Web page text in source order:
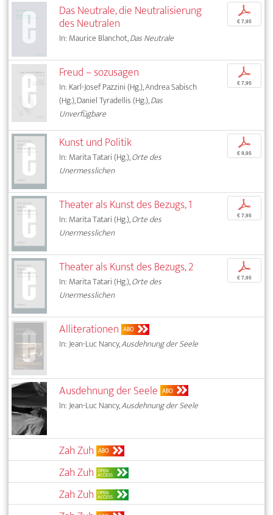
Das Neutrale, die Neutralisierung
des Neutralen
In: Maurice Blanchot,Das Neutrale
p
€ 7,95
Freud – sozusagen
In: Karl-Josef Pazzini (Hg.), Andrea Sabisch
(Hg.), Daniel Tyradellis (Hg.),Das
Unverfügbare
p
€ 7,95
Kunst und Politik
In: Marita Tatari (Hg.),Orte des
Unermesslichen
p
€ 9,95
Theater als Kunst des Bezugs, 1
In: Marita Tatari (Hg.),Orte des
Unermesslichen
p
€ 7,95
Theater als Kunst des Bezugs, 2
In: Marita Tatari (Hg.),Orte des
Unermesslichen
p
€ 7,95
Alliterationen ABO
In: Jean-Luc Nancy,Ausdehnung der Seele
Ausdehnung der Seele ABO
In: Jean-Luc Nancy,Ausdehnung der Seele
Zah Zuh ABO
Zah Zuh OPEN
ACCESS
Zah Zuh OPEN
ACCESS